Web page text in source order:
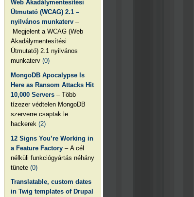
Web Akadálymentesítési
Útmutató (WCAG) 2.1 –
nyilvános munkaterv –
Megjelent a WCAG (Web
Akadálymentesítési
Útmutató) 2.1 nyilvános
munkaterv(0)
MongoDB Apocalypse Is
Here as Ransom Attacks Hit
10,000 Servers – Több
tízezer védtelen MongoDB
szerverre csaptak le
hackerek(2)
12 Signs You’re Working in
a Feature Factory – A cél
nélküli funkciógyártás néhány
tünete(0)
Translatable, custom dates
in Twig templates of Drupal